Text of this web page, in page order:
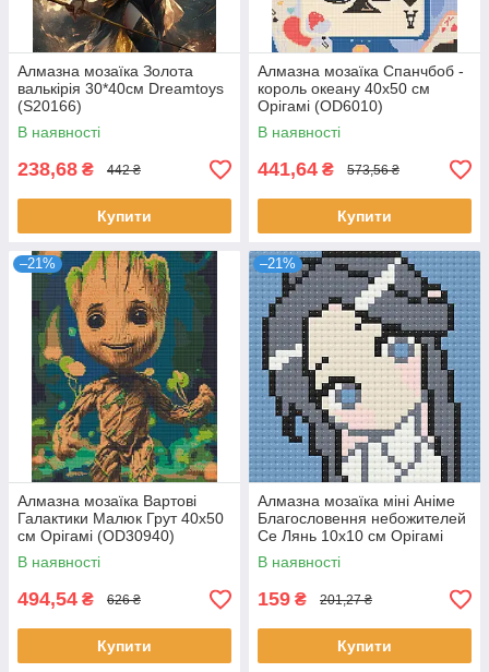
Алмазна мозаїка Золота
валькірія 30*40см Dreamtoys
(S20166)
В наявності
238,68 ₴ 442 ₴
Купити
Алмазна мозаїка Спанчбоб -
король океану 40х50 см
Орігамі (OD6010)
В наявності
441,64 ₴ 573,56 ₴
Купити
–21%
Алмазна мозаїка Вартові
Галактики Малюк Грут 40х50
см Орігамі (OD30940)
В наявності
494,54 ₴ 626 ₴
Купити
–21%
Алмазна мозаїка міні Аніме
Благословення небожителей
Се Лянь 10x10 см Орігамі
(ODM0108)
В наявності
159 ₴ 201,27 ₴
Купити